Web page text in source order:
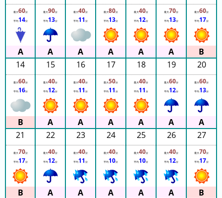
最大60分
平均14分
最大90分
平均13分
最大40分
平均11 分
最大80分
平均13分
最大40分
平均12分
最大70分
平均13分
最大60分
平均17分
14
最大60分
平均16分
15
最大40分
平均12分
16
最大40分
平均11 分
17
最大50分
平均11 分
18
最大40分
平均11 分
19
最大60分
平均12分
20
最大60分
平均13分
21
最大70分
平均17分
22
最大40分
平均12分
23
最大40分
平均11 分
24
最大40分
平均10分
25
最大40分
平均10分
26
最大40分
平均12分
27
最大70分
平均17分